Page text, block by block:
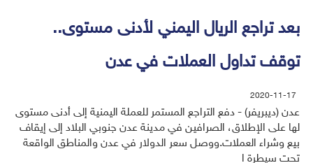
بعد تراجع الريال اليمني لأدنى مستوى..
توقف تداول العملات في عدن
2020-11-17
عدن (ديبريفر) - دفع التراجع المستمر للعملة اليمنية إلى أدنى مستوى
لها على الإطلاق، الصرافين في مدينة عدن جنوبي البلاد إلى إيقاف
بيع وشراء العملات.ووصل سعر الدولار في عدن والمناطق الواقعة
تحت سيطرة ا